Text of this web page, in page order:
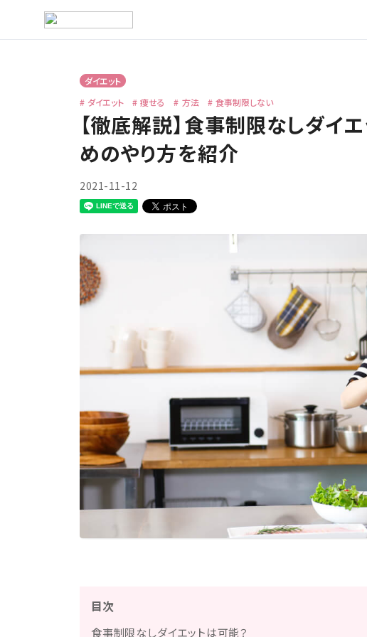
ダイエット
ダイエット
痩せる 方法 食事制限しない
【徹底解説】食事制限なしダイ
めのやり方を紹介
2021-11-12
目次
食事制限なしダイエットは可能？